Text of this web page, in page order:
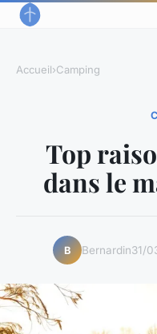
Accueil›Camping
Top
dans le
B Bernardin31/